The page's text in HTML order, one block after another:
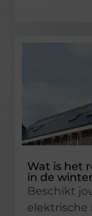
Wat is het
in de
Beschikt
elektrische